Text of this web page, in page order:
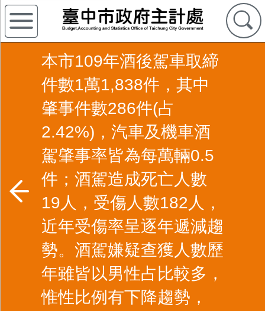
本市109年酒後駕車取締
件數1萬1,838件，其中
肇事件數286件(占
2.42%)，汽車及機車酒
駕肇事率皆為每萬輛0.5
件；酒駕造成死亡人數
19人，受傷人數182人，
近年受傷率呈逐年遞減趨
勢。酒駕嫌疑查獲人數歷
年雖皆以男性占比較多，
惟性比例有下降趨勢，